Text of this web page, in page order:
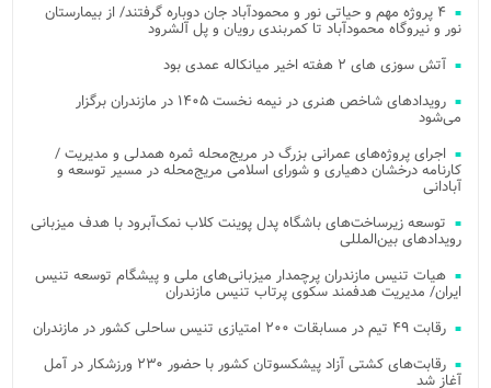
۴ پروژه مهم و حیاتی نور و محمودآباد جان دوباره گرفتند/ از بیمارستان
نور و نیروگاه محمودآباد تا کمربندی رویان و پل آلشرود
آتش‌ سوزی‌ های ۲ هفته اخیر میانکاله عمدی بود
رویدادهای شاخص هنری در نیمه نخست ۱۴۰۵ در مازندران برگزار
می‌شود
اجرای پروژه‌های عمرانی بزرگ در مریج‌محله ثمره همدلی و مدیریت /
کارنامه درخشان دهیاری و شورای اسلامی مریج‌محله در مسیر توسعه و
آبادانی
توسعه زیرساخت‌های باشگاه پدل پوینت کلاب نمک‌آبرود با هدف میزبانی
رویدادهای بین‌المللی
هیات تنیس مازندران پرچمدار میزبانی‌های ملی و پیشگام توسعه تنیس
ایران/ مدیریت هدفمند سکوی پرتاب تنیس مازندران
رقابت ۴۹ تیم در مسابقات ۲۰۰ امتیازی تنیس ساحلی کشور در مازندران
رقابت‌های کشتی آزاد پیشکسوتان کشور با حضور ۲۳۰ ورزشکار در آمل
آغاز شد